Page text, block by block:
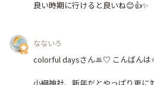
なないろ
colorful daysさんꔛ‬♡‪ こんばんは